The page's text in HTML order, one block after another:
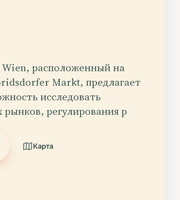
расположенный на
Markt, предлагает
исследовать
регулирования р
Карта